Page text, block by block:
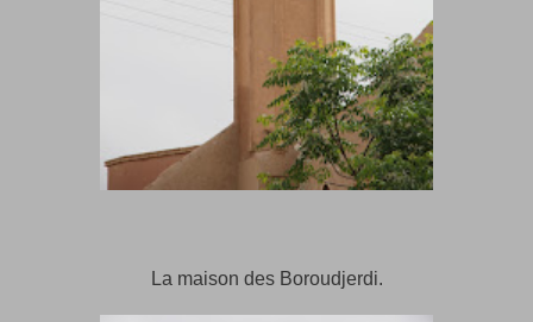
La maison des Boroudjerdi.